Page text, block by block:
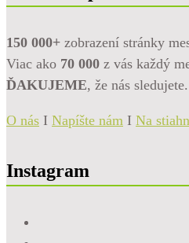
150 000+ zobrazení stránky
Viac ako 70 000 z vás každý
ĎAKUJEME, že nás sledujete.
O nás I Napíšte nám I Na
Instagram